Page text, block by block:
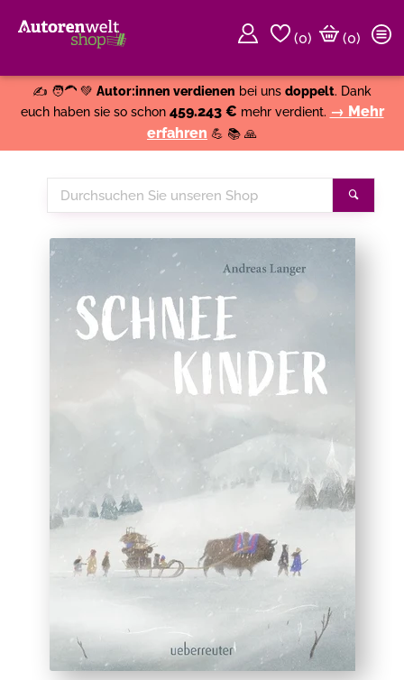
(0)
(0)
✍️ 🧑‍🦱 💚 Autor:innen verdienen bei uns doppelt. Dank
euch haben sie so schon 459.243 € mehr verdient. → Mehr
erfahren 💪 📚 🙏
Durchsuchen
Sie
Shop